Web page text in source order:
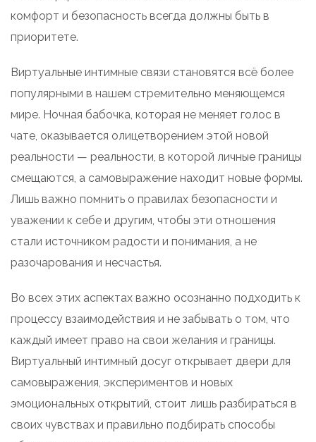
комфорт и безопасность всегда должны быть в
приоритете.
Виртуальные интимные связи становятся всё более
популярными в нашем стремительно меняющемся
мире. Ночная бабочка, которая не меняет голос в
чате, оказывается олицетворением этой новой
реальности — реальности, в которой личные границы
смещаются, а самовыражение находит новые формы.
Лишь важно помнить о правилах безопасности и
уважении к себе и другим, чтобы эти отношения
стали источником радости и понимания, а не
разочарования и несчастья.
Во всех этих аспектах важно осознанно подходить к
процессу взаимодействия и не забывать о том, что
каждый имеет право на свои желания и границы.
Виртуальный интимный досуг открывает двери для
самовыражения, экспериментов и новых
эмоциональных открытий, стоит лишь разбираться в
своих чувствах и правильно подбирать способы